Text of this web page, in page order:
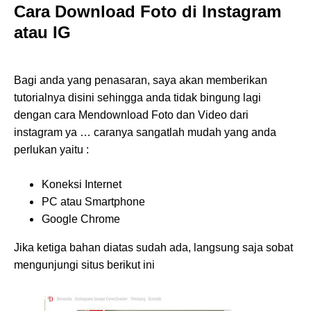
Cara Download Foto di Instagram
atau IG
Bagi anda yang penasaran, saya akan memberikan
tutorialnya disini sehingga anda tidak bingung lagi
dengan cara Mendownload Foto dan Video dari
instagram ya … caranya sangatlah mudah yang anda
perlukan yaitu :
Koneksi Internet
PC atau Smartphone
Google Chrome
Jika ketiga bahan diatas sudah ada, langsung saja sobat
mengunjungi situs berikut ini